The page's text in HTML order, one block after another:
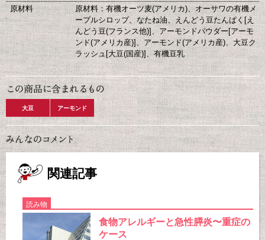
原材料
原材料：有機オーツ麦(アメリカ)、オーサワの有機メ
ープルシロップ、なたね油、えんどう豆たんぱく[え
んどう豆(フランス他)]、アーモンドパウダー[アーモ
ンド(アメリカ産)]、アーモンド(アメリカ産)、大豆ク
ラッシュ[大豆(国産)]、有機豆乳
大豆 アーモンド
関連記事
読み物
食物アレルギーと急性膵炎〜重症の
ケース